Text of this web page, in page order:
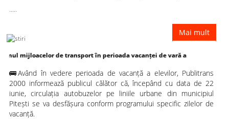
.....
Mai mult
de transport în perioada vacanței de vară a
elevilor
🚌Având în vedere perioada de vacanță a elevilor, Publitrans
2000 informează publicul călător că, începând cu data de 22
iunie, circulația autobuzelor pe liniile urbane din municipiul
Pitești se va desfășura conform programului specific zilelor de
vacanță.